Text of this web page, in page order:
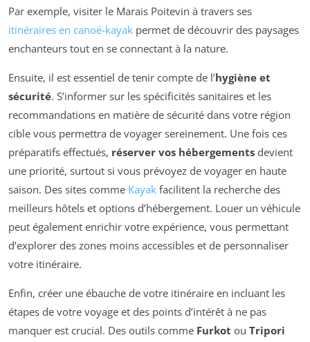
Par exemple, visiter le Marais Poitevin à travers ses
itinéraires en canoë-kayak permet de découvrir des paysages
enchanteurs tout en se connectant à la nature.
Ensuite, il est essentiel de tenir compte de l’hygiène et
sécurité. S’informer sur les spécificités sanitaires et les
recommandations en matière de sécurité dans votre région
cible vous permettra de voyager sereinement. Une fois ces
préparatifs effectués, réserver vos hébergements devient
une priorité, surtout si vous prévoyez de voyager en haute
saison. Des sites comme Kayak facilitent la recherche des
meilleurs hôtels et options d’hébergement. Louer un véhicule
peut également enrichir votre expérience, vous permettant
d’explorer des zones moins accessibles et de personnaliser
votre itinéraire.
Enfin, créer une ébauche de votre itinéraire en incluant les
étapes de votre voyage et des points d’intérêt à ne pas
manquer est crucial. Des outils comme Furkot ou Tripori